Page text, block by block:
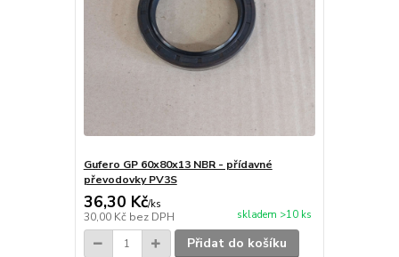
Gufero GP 60x80x13 NBR - přídavné
převodovky PV3S
36,30 Kč/ks
30,00 Kč bez DPH skladem >10 ks
Přidat do košíku